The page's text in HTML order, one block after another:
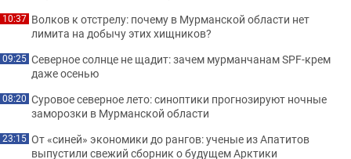
10:37 Волков к отстрелу: почему в Мурманской области нет
лимита на добычу этих хищников?
09:25 Северное солнце не щадит: зачем мурманчанам SPF-крем
даже осенью
08:20 Суровое северное лето: синоптики прогнозируют ночные
заморозки в Мурманской области
23:15 От «синей» экономики до рангов: ученые из Апатитов
выпустили свежий сборник о будущем Арктики